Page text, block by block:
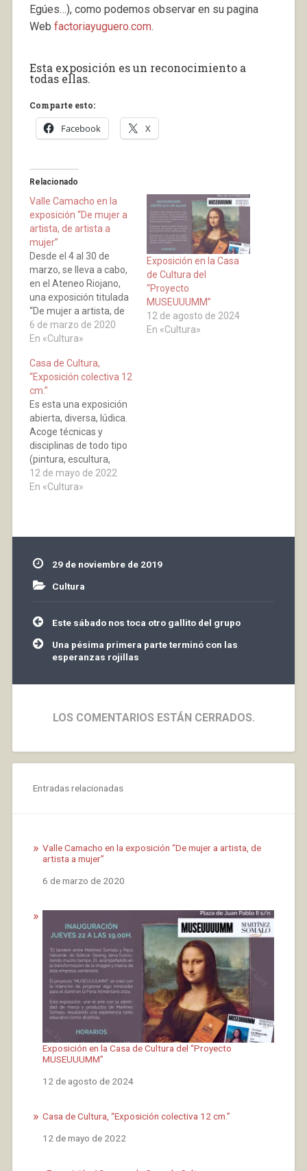
Egúes…), como podemos observar en su pagina
Web factoriayuguero.com.
Esta exposición es un reconocimiento a
todas ellas.
Comparte esto:
Facebook X
Relacionado
Valle Camacho en la
exposición “De mujer a
artista, de artista a
mujer”
Desde el 4 al 30 de
marzo, se lleva a cabo,
en el Ateneo Riojano,
una exposición titulada
“De mujer a artista, de
artista a mujer”, en la
que participa la bañeja
otras dos artistas,
Liliana Lima y Estíbaliz
Biota. Esta se encuadra
dentro del programa…
6 de marzo de 2020
En «Cultura»
Exposición en la Casa
de Cultura del
“Proyecto
MUSEUUUMM”
12 de agosto de 2024
En «Cultura»
Casa de Cultura,
“Exposición colectiva 12
cm.”
Es esta una exposición
abierta, diversa, lúdica.
Acoge técnicas y
disciplinas de todo tipo
(pintura, escultura,
fotografía) y de variada
procedencia y siempre
reducido supera los
400. Os invitamos a
12 de mayo de 2022
En «Cultura»
29 de noviembre de 2019
Cultura
Navegación
de
entradas
Este sábado nos toca otro gallito del grupo
Una pésima primera parte terminó con las
esperanzas rojillas
LOS COMENTARIOS ESTÁN CERRADOS.
Entradas relacionadas
Valle Camacho en la exposición “De mujer a artista, de
artista a mujer”
Fecha
6 de marzo de 2020
Exposición en la Casa de Cultura del “Proyecto
MUSEUUUMM”
Fecha
12 de agosto de 2024
Casa de Cultura, “Exposición colectiva 12 cm.”
Fecha
12 de mayo de 2022